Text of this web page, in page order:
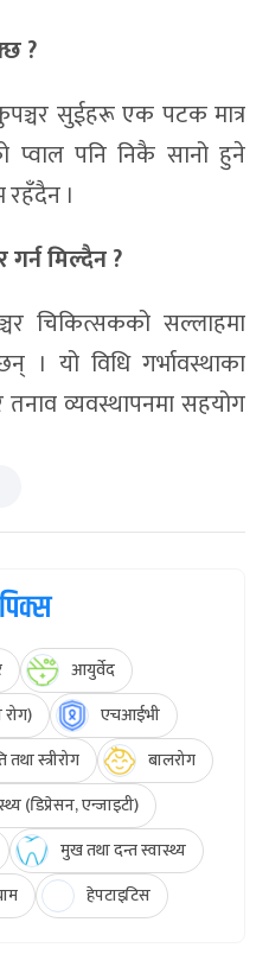
?
सुईहरू एक पटक मात्र
प्वाल पनि निकै सानो हुने
।
मिल्दैन?
चिकित्सकको सल्लाहमा
। यो विधि गर्भावस्थाका
व्यवस्थापनमा सहयोग
आयुर्वेद
रोग)
एचआईभी
तथा स्त्रीरोग
बालरोग
(डिप्रेसन, एन्जाइटी)
मुख तथा दन्त स्वास्थ्य
हेपटाइटिस